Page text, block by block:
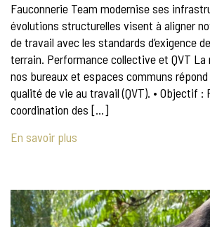
Fauconnerie Team modernise ses
évolutions structurelles visent à aligner
de travail avec les standards d’exigence
terrain. Performance collective et QVT
nos bureaux et espaces communs
qualité de vie au travail (QVT). • Objectif :
coordination des […]
En savoir plus